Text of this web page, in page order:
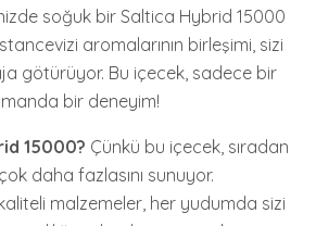
soğuk bir Saltica Hybrid 15000
aromalarının birleşimi, sizi
götürüyor. Bu içecek, sadece bir
bir deneyim!
15000? Çünkü bu içecek, sıradan
daha fazlasını sunuyor.
malzemeler, her yudumda sizi